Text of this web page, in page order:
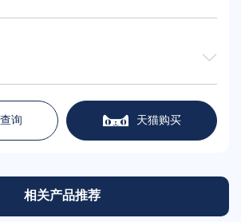
询 天猫购买
相关产品推荐